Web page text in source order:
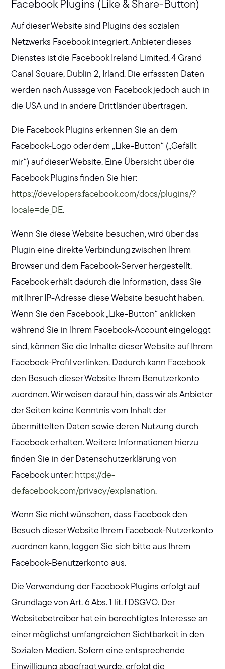
Facebook Plugins (Like & Share-Button)
Auf dieser Website sind Plugins des sozialen
Netzwerks Facebook integriert. Anbieter dieses
Dienstes ist die Facebook Ireland Limited, 4 Grand
Canal Square, Dublin 2, Irland. Die erfassten Daten
werden nach Aussage von Facebook jedoch auch in
die USA und in andere Drittländer übertragen.
Die Facebook Plugins erkennen Sie an dem
Facebook-Logo oder dem „Like-Button“ („Gefällt
mir“) auf dieser Website. Eine Übersicht über die
Facebook Plugins finden Sie hier:
https://developers.facebook.com/docs/plugins/?
locale=de_DE.
Wenn Sie diese Website besuchen, wird über das
Plugin eine direkte Verbindung zwischen Ihrem
Browser und dem Facebook-Server hergestellt.
Facebook erhält dadurch die Information, dass Sie
mit Ihrer IP-Adresse diese Website besucht haben.
Wenn Sie den Facebook „Like-Button“ anklicken
während Sie in Ihrem Facebook-Account eingeloggt
sind, können Sie die Inhalte dieser Website auf Ihrem
Facebook-Profil verlinken. Dadurch kann Facebook
den Besuch dieser Website Ihrem Benutzerkonto
zuordnen. Wir weisen darauf hin, dass wir als Anbieter
der Seiten keine Kenntnis vom Inhalt der
übermittelten Daten sowie deren Nutzung durch
Facebook erhalten. Weitere Informationen hierzu
finden Sie in der Datenschutzerklärung von
Facebook unter: https://de-
de.facebook.com/privacy/explanation.
Wenn Sie nicht wünschen, dass Facebook den
Besuch dieser Website Ihrem Facebook-Nutzerkonto
zuordnen kann, loggen Sie sich bitte aus Ihrem
Facebook-Benutzerkonto aus.
Die Verwendung der Facebook Plugins erfolgt auf
Grundlage von Art. 6 Abs. 1 lit. f DSGVO. Der
Websitebetreiber hat ein berechtigtes Interesse an
einer möglichst umfangreichen Sichtbarkeit in den
Sozialen Medien. Sofern eine entsprechende
Einwilligung abgefragt wurde, erfolgt die